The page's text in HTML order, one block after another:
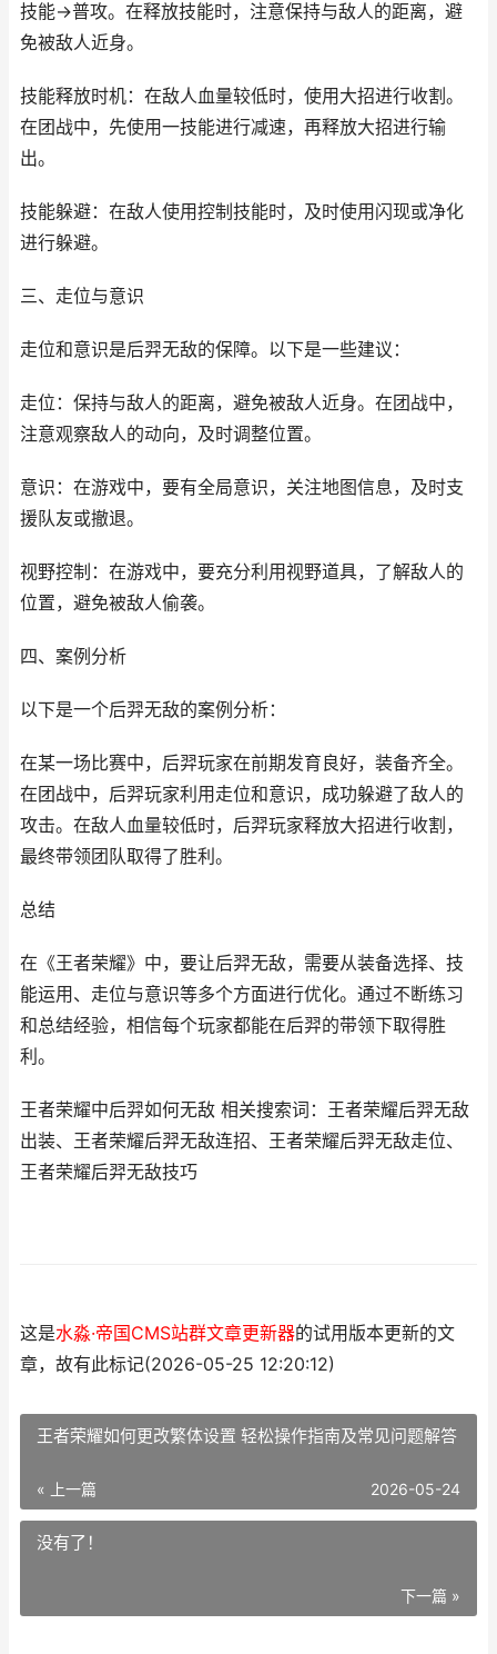
技能→普攻。在释放技能时，注意保持与敌人的距离，避
免被敌人近身。
技能释放时机：在敌人血量较低时，使用大招进行收割。
在团战中，先使用一技能进行减速，再释放大招进行输
出。
技能躲避：在敌人使用控制技能时，及时使用闪现或净化
进行躲避。
三、走位与意识
走位和意识是后羿无敌的保障。以下是一些建议：
走位：保持与敌人的距离，避免被敌人近身。在团战中，
注意观察敌人的动向，及时调整位置。
意识：在游戏中，要有全局意识，关注地图信息，及时支
援队友或撤退。
视野控制：在游戏中，要充分利用视野道具，了解敌人的
位置，避免被敌人偷袭。
四、案例分析
以下是一个后羿无敌的案例分析：
在某一场比赛中，后羿玩家在前期发育良好，装备齐全。
在团战中，后羿玩家利用走位和意识，成功躲避了敌人的
攻击。在敌人血量较低时，后羿玩家释放大招进行收割，
最终带领团队取得了胜利。
总结
在《王者荣耀》中，要让后羿无敌，需要从装备选择、技
能运用、走位与意识等多个方面进行优化。通过不断练习
和总结经验，相信每个玩家都能在后羿的带领下取得胜
利。
王者荣耀中后羿如何无敌 相关搜索词：王者荣耀后羿无敌
出装、王者荣耀后羿无敌连招、王者荣耀后羿无敌走位、
王者荣耀后羿无敌技巧
这是水淼·帝国CMS站群文章更新器的试用版本更新的文
章，故有此标记(2026-05-25 12:20:12)
王者荣耀如何更改繁体设置 轻松操作指南及常见问题解答
« 上一篇 2026-05-24
没有了！
下一篇 »